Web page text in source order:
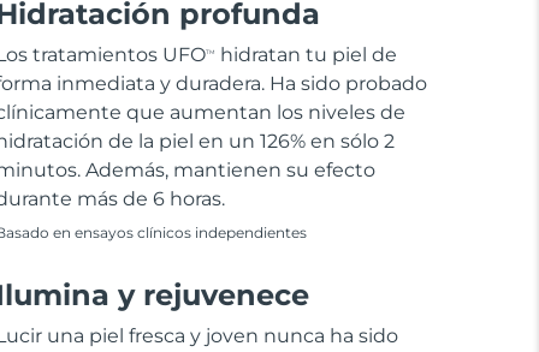
profunda
tratamientos UFOTM
hidratan tu piel de
inmediata y duradera. Ha sido probado
que aumentan los niveles de
de la piel en un 126% en sólo 2
Además, mantienen su efecto
más de 6 horas.
en ensayos clínicos independientes
y rejuvenece
una piel fresca y joven nunca ha sido